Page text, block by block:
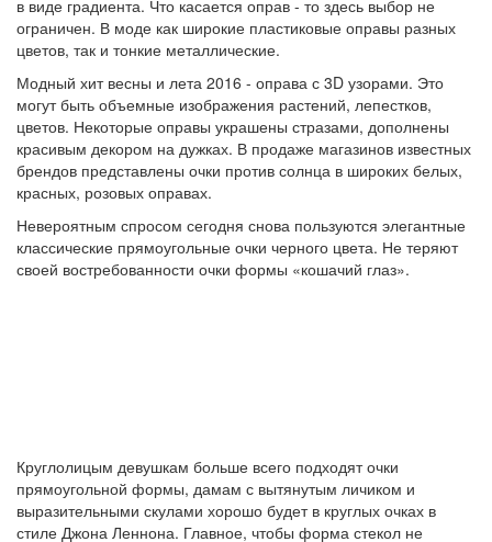
в виде градиента. Что касается оправ - то здесь выбор не
ограничен. В моде как широкие пластиковые оправы разных
цветов, так и тонкие металлические.
Модный хит весны и лета 2016 - оправа с 3D узорами. Это
могут быть объемные изображения растений, лепестков,
цветов. Некоторые оправы украшены стразами, дополнены
красивым декором на дужках. В продаже магазинов известных
брендов представлены очки против солнца в широких белых,
красных, розовых оправах.
Невероятным спросом сегодня снова пользуются элегантные
классические прямоугольные очки черного цвета. Не теряют
своей востребованности очки формы «кошачий глаз».
Круглолицым девушкам больше всего подходят очки
прямоугольной формы, дамам с вытянутым личиком и
выразительными скулами хорошо будет в круглых очках в
стиле Джона Леннона. Главное, чтобы форма стекол не